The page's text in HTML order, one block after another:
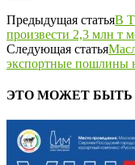
Предыдущая статьяВ
произвести 2,3 млн т
Следующая статья
экспортные пошлины
ЭТО МОЖЕТ БЫТЬ